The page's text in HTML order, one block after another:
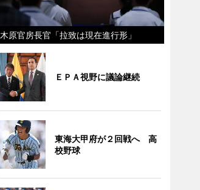
木原官房長官「拉致は現在進行形」
ＥＰＡ視野に議論継続
東海大甲府が２回戦へ 高
校野球